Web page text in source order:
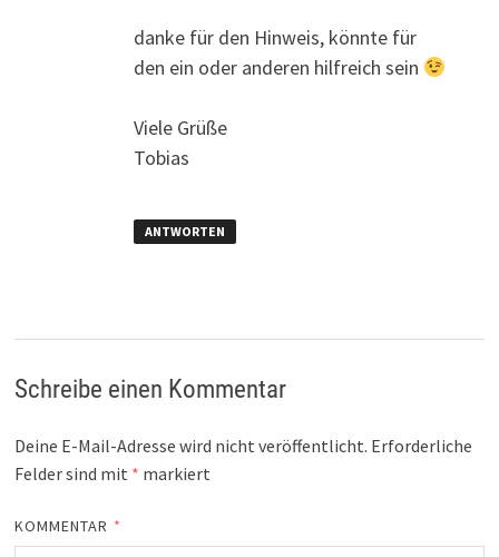
danke für den Hinweis, könnte für
den ein oder anderen hilfreich sein
Viele Grüße
Tobias
ANTWORTEN
Schreibe einen Kommentar
Deine E-Mail-Adresse wird nicht veröffentlicht. Erforderliche
Felder sind mit * markiert
KOMMENTAR *